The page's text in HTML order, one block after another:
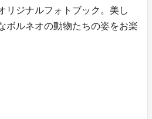
リジナルフォトブック。美し
ボルネオの動物たちの姿をお楽